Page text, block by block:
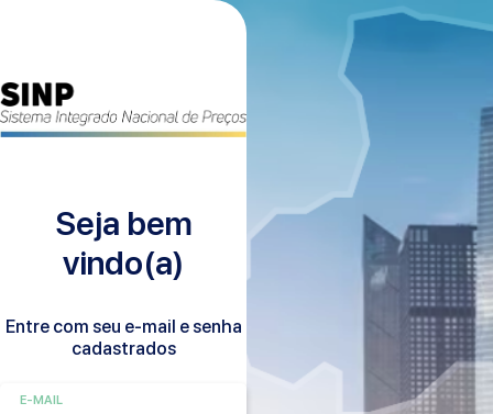
Seja bem
vindo(a)
Entre com seu e-mail e senha
cadastrados
E-MAIL